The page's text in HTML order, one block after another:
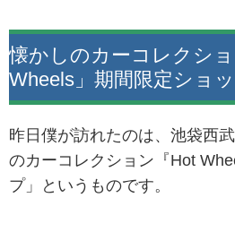
懐かしのカーコレクシ
Wheels」期間限定ショ
昨日僕が訪れたのは、池袋西
のカーコレクション『Hot
プ」というものです。